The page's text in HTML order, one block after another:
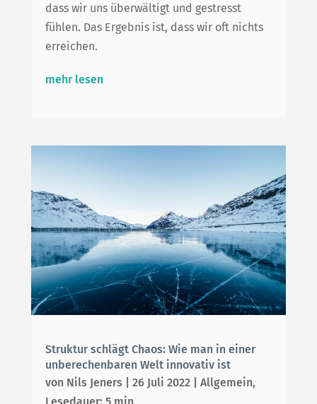
dass wir uns überwältigt und gestresst
fühlen. Das Ergebnis ist, dass wir oft nichts
erreichen.
mehr lesen
Struktur schlägt Chaos: Wie man in einer
unberechenbaren Welt innovativ ist
von Nils Jeners 26 Juli 2022| Allgemein,